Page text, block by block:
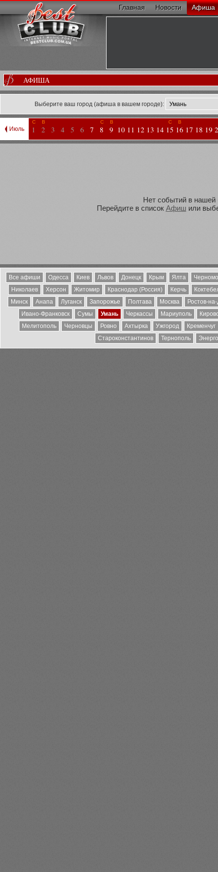
Главная Новости Афиша
АФИША
Выберите ваш город (афиша в вашем городе):
Июль
С
1
В
2 3 4 5 6 7
С
8
В
9 10 11 12 13 14
С
15
В
16 17 18 19
Нет событий в нашей
Перейдите в список Афиш или
Все афиши Одесса Киев Львов Донецк Крым Ялта
Николаев
Херсон Житомир Краснодар (Россия) Керчь
Минск
Анапа Луганск Запорожье Полтава Москва
Ростов-
Ивано-Франковск
Сумы Умань Черкассы Мариуполь
Мелитополь
Черновцы Ровно Ахтырка Ужгород
Кременчуг
Староконстантинов
Тернополь